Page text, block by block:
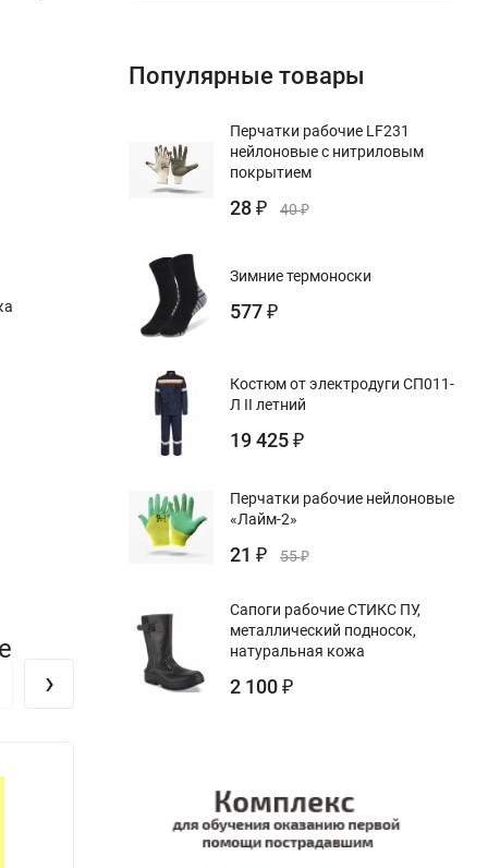
›
Популярные товары
Перчатки рабочие LF231
нейлоновые с нитриловым
покрытием
28 ₽ 40₽
Зимние термоноски
577 ₽
Костюм от электродуги СП011-
Л II летний
19 425 ₽
Перчатки рабочие нейлоновые
«Лайм-2»
21 ₽ 55₽
Сапоги рабочие СТИКС ПУ,
металлический подносок,
натуральная кожа
2 100 ₽